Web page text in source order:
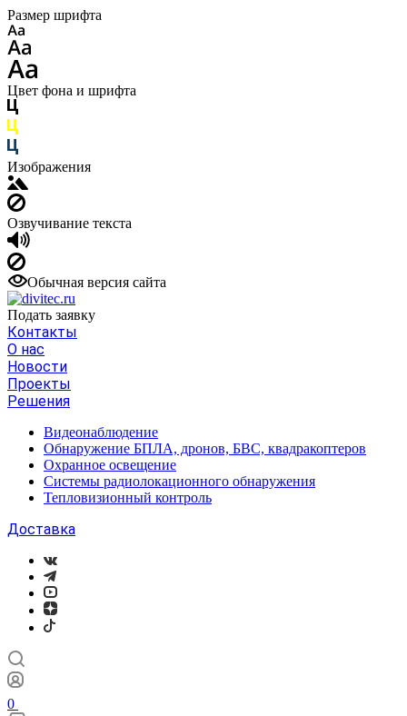
Размер шрифта
Цвет фона и шрифта
Изображения
Озвучивание текста
Обычная версия сайта
Подать заявку
Контакты
О нас
Новости
Проекты
Решения
Видеонаблюдение
Обнаружение БПЛА, дронов, БВС, квадракоптеров
Охранное освещение
Системы радиолокационного обнаружения
Тепловизионный контроль
Доставка
0